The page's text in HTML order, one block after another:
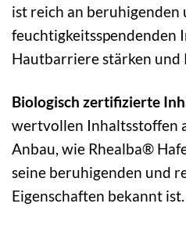
ist reich an beruhigenden
feuchtigkeitsspendenden
Hautbarriere stärken und
Biologisch zertifizierte
wertvollen Inhaltsstoffen
Anbau, wie Rhealba®
seine beruhigenden und
Eigenschaften bekannt ist.